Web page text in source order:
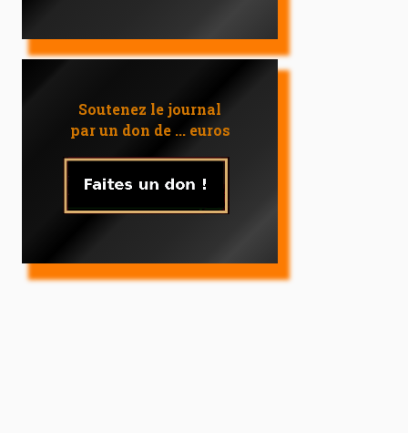
Soutenez le journal
par un don de ... euros